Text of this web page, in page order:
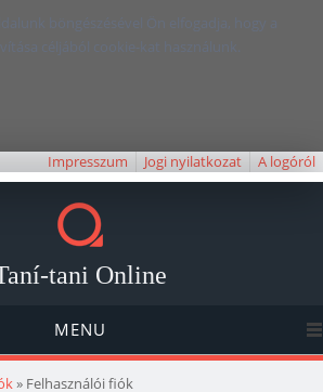
böngészésével Ön elfogadja, hogy a
céljából cookie-kat használunk.
Impresszum Jogi nyilatkozat A logóról
tani Online
MENU
» Felhasználói fiók